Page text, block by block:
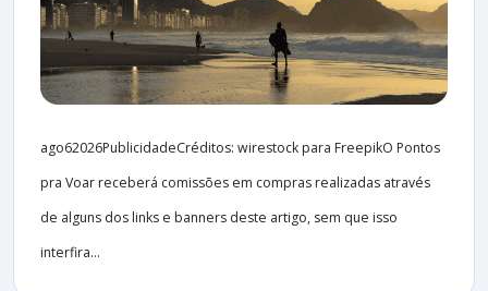
ago62026PublicidadeCréditos: wirestock para FreepikO Pontos
pra Voar receberá comissões em compras realizadas através
de alguns dos links e banners deste artigo, sem que isso
interfira...